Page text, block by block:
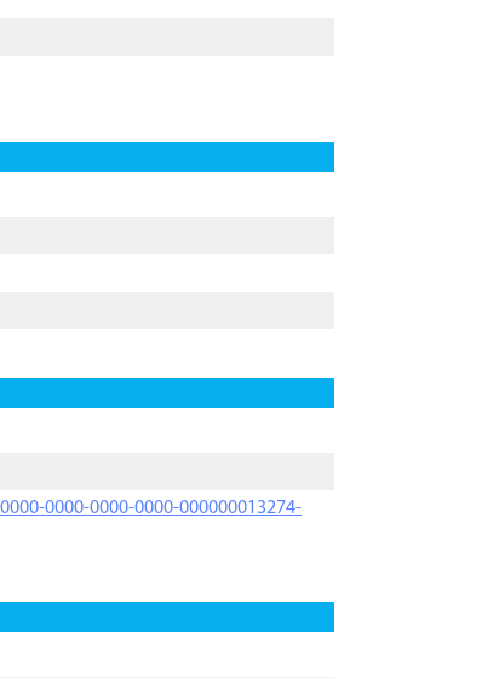
0000-0000-0000-000000013274-